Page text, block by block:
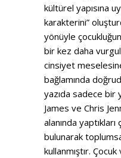
kültürel yapısına
karakterini”
yönüyle
bir kez daha
cinsiyet
bağlamında
yazıda sadece bir
James ve Chris
alanında yaptıkları
bulunarak
kullanmıştır.